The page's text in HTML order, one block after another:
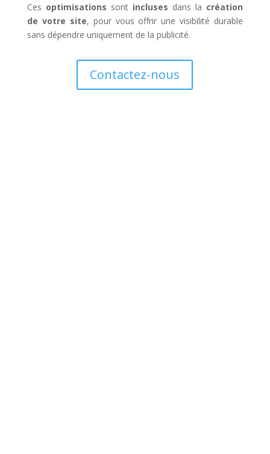
Ces optimisations sont incluses dans la création
de votre site, pour vous offrir une visibilité durable
sans dépendre uniquement de la publicité.
Contactez-nous